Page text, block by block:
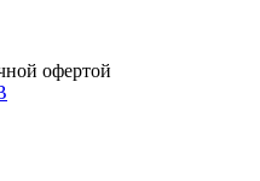
офертой